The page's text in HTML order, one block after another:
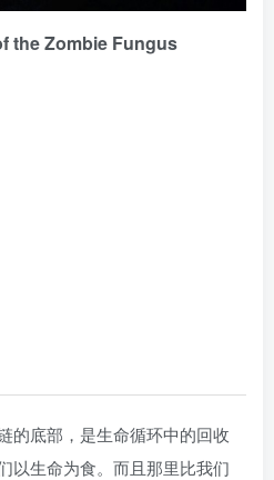
the Zombie Fungus
的底部，是生命循环中的回收
以生命为食。而且那里比我们